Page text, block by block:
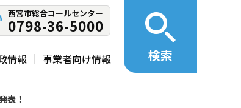
西宮市総合コールセンター
0798-36-5000
情報 事業者向け情報 検索
表！